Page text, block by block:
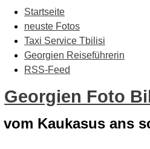
Startseite
neuste Fotos
Taxi Service Tbilisi
Georgien Reiseführerin
RSS-Feed
Georgien Foto
vom Kaukasus ans